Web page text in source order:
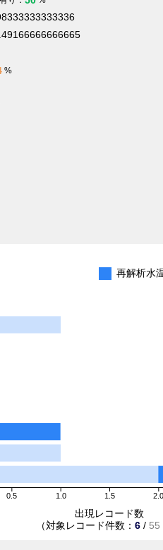
%
再解析水
0.5 1.0 1.5 2.0
出現レコード数
（対象レコード件数：6 / 55